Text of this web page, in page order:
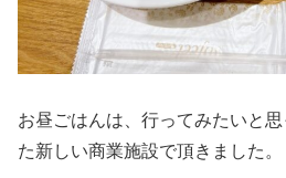
お昼ごはんは、行ってみたいと
た新しい商業施設で頂きました。